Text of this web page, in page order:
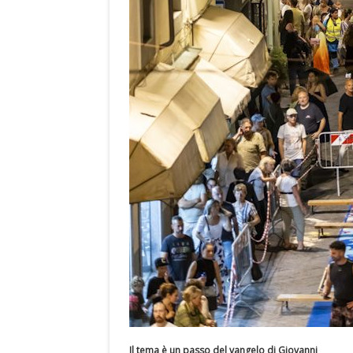
Il tema è un passo del vangelo di Giovanni